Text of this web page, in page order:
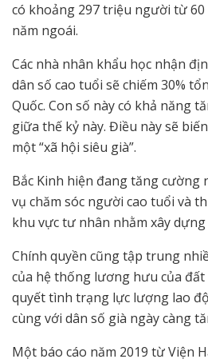
có khoảng 297 triệu người từ
năm ngoái.
Các nhà nhân khẩu học nhận
dân số cao tuổi sẽ chiếm 30%
Quốc. Con số này có khả năng
giữa thế kỷ này. Điều này sẽ
một “xã hội siêu già”.
Bắc Kinh hiện đang tăng cường
vụ chăm sóc người cao tuổi và
khu vực tư nhân nhằm xây dựng
Chính quyền cũng tập trung
của hệ thống lương hưu của
quyết tình trạng lực lượng lao
cùng với dân số già ngày càng
Một báo cáo năm 2019 từ Viện